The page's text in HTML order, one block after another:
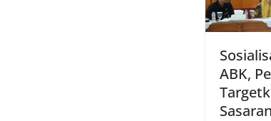
ABK,
Sasaran